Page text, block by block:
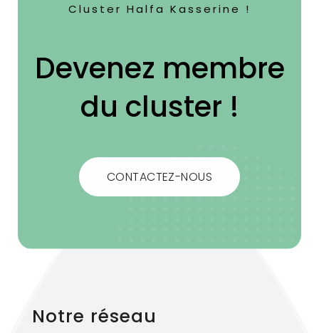
Cluster Halfa Kasserine !
Devenez membre
du cluster !
CONTACTEZ-NOUS
Notre réseau